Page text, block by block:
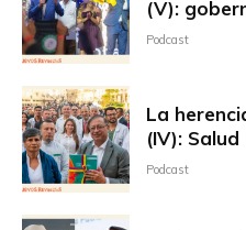
(V):
Podcast
La
(IV): Salud
Podcast